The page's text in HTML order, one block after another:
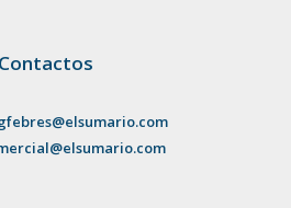
Contactos